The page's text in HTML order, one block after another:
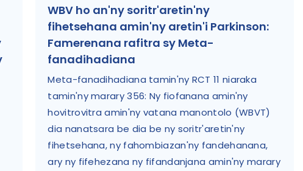
WBV ho an'ny soritr'aretin'ny
fihetsehana amin'ny aretin'i Parkinson:
Famerenana rafitra sy Meta-
fanadihadiana
Meta-fanadihadiana tamin'ny RCT 11 niaraka
tamin'ny marary 356: Ny fiofanana amin'ny
hovitrovitra amin'ny vatana manontolo (WBVT)
dia nanatsara be dia be ny soritr'aretin'ny
fihetsehana, ny fahombiazan'ny fandehanana,
ary ny fifehezana ny fifandanjana amin'ny marary